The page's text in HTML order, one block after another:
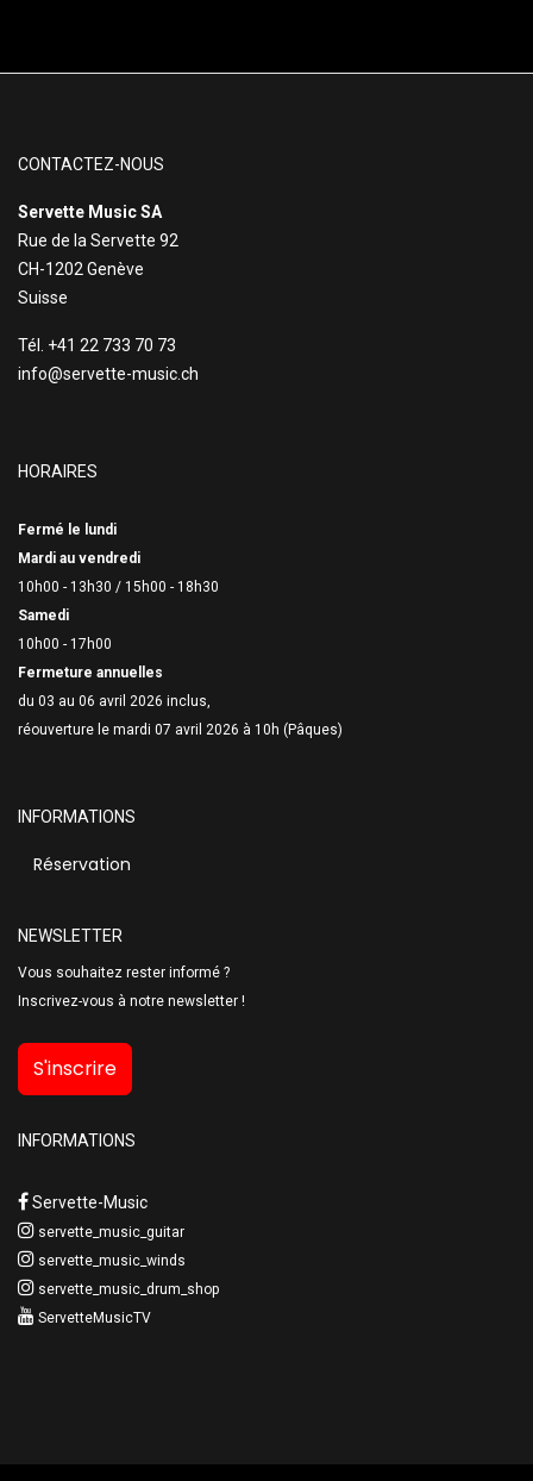
CONTACTEZ-NOUS
Servette Music SA
Rue de la Servette 92
CH-1202 Genève
Suisse
Tél. +41 22 733 70 73
info@servette-music.ch
HORAIRES
Fermé le lundi
Mardi au vendredi
10h00 - 13h30 / 15h00 - 18h30
Samedi
10h00 - 17h00
Fermeture annuelles
du 03 au 06 avril 2026 inclus,
réouverture le mardi 07 avril 2026 à 10h (Pâques)
INFORMATIONS
Réservation
NEWSLETTER
Vous souhaitez rester informé ?
Inscrivez-vous à notre newsletter !
S'inscrire
INFORMATIONS
Servette-Music
servette_music_guitar
servette_music_winds
servette_music_drum_shop
ServetteMusicTV